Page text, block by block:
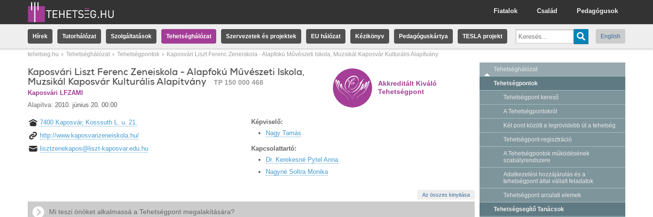
Pedagógusok
Család
Fiatalok
Hírek Tutorhálózat Szolgáltatások Tehetséghálózat Szervezetek és projektek EU hálózat Kézikönyv Pedagóguskártya TESLA projekt English
tehetseg.hu Tehetséghálózat Tehetségpontok Kaposvári Liszt Ferenc Zeneiskola - Alapfokú Művészeti Iskola, Muzsikál Kaposvár Kulturális Alapítvány
Akkreditált Kiváló
Tehetségpont
Kaposvári Liszt Ferenc Zeneiskola - Alapfokú Művészeti Iskola,
Muzsikál Kaposvár Kulturális Alapítvány
TP 150 000 468
Kaposvári LFZAMI
Alapítva: 2010. június 20. 00:00
7400 Kaposvár, Kosssuth L. u. 21.
http://www.kaposvarizeneiskola.hu/
lisztzenekapos@liszt-kaposvar.edu.hu
Képviselő:
Nagy Tamás
Kapcsolattartó:
Dr. Kerekesné Pytel Anna
Nagyné Soltra Monika
Az összes kinyitása
Mi teszi önöket alkalmassá a Tehetségpont megalakítására?
Tehetséghálózat
Tehetségpontok
Tehetségpont kereső
A Tehetségpontokról
Két pont között a legrövidebb út a tehetség
Tehetségpont-regisztráció
A Tehetségpontok működésének
szabályrendszere
Adatkezelési hozzájárulás és a
tehetségpont által vállalt feladatok
Tehetségpont arculati elemek
Tehetségsegítő Tanácsok